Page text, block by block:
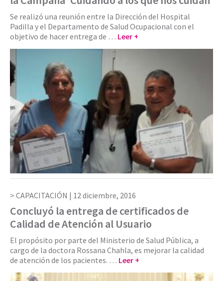
Se realizó una reunión entre la Dirección del Hospital
Padilla y el Departamento de Salud Ocupacional con el
objetivo de hacer entrega de … Leer +
CAPACITACIÓN | 12 diciembre, 2016
Concluyó la entrega de certificados de
Calidad de Atención al Usuario
El propósito por parte del Ministerio de Salud Pública, a
cargo de la doctora Rossana Chahla, es mejorar la calidad
de atención de los pacientes. … Leer +